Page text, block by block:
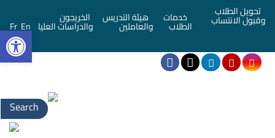
تحويل الطلاب
وقبول الانتساب خدمات
الطلاب
هيئة التدريس
والعاملين
الخريجون
والدراسات العليا En
Fr